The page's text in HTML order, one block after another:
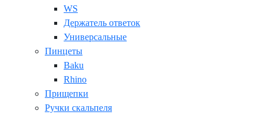
WS
Держатель ответок
Универсальные
Пинцеты
Baku
Rhino
Прищепки
Ручки скальпеля